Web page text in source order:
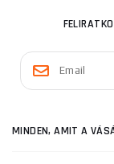
MINDEN, AMIT A